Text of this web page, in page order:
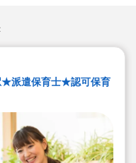
★派遣保育士★認可保育